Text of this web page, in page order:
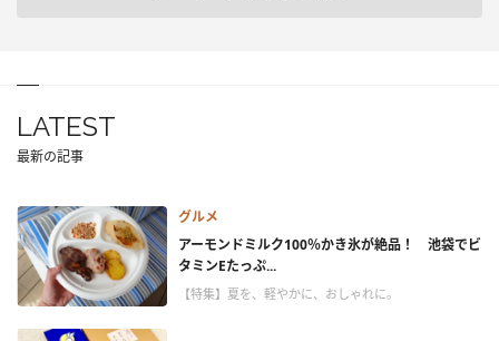
LATEST
最新の記事
グルメ
アーモンドミルク100％かき氷が絶品！ 池袋でビ
タミンEたっぷ...
【特集】夏を、軽やかに、おしゃれに。